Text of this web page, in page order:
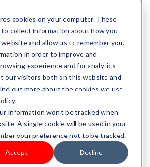
cookies on your computer. These
to collect information about how you
and allow us to remember you.
in order to improve and
experience and for analytics
our visitors both on this website and
out more about the cookies we use,
information won’t be tracked when
A single cookie will be used in your
your preference not to be tracked.
Accept Decline
9:00:04 |CRIAR UM NEGÓCIO
de sites com IA
Web
Principais
e dicas para